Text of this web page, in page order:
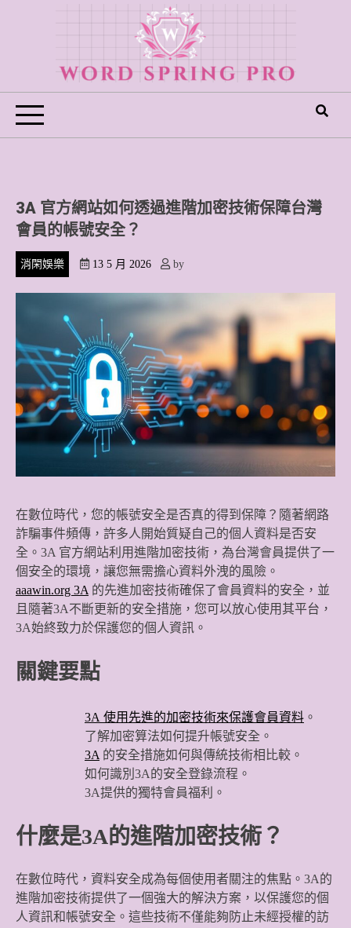
Word Spring Pro
3A 官方網站如何透過進階加密技術保障台灣
會員的帳號安全？
消閑娛樂 13 5 月 2026 by
在數位時代，您的帳號安全是否真的得到保障？隨著網路
詐騙事件頻傳，許多人開始質疑自己的個人資料是否安
全。3A 官方網站利用進階加密技術，為台灣會員提供了一
個安全的環境，讓您無需擔心資料外洩的風險。
aaawin.org 3A 的先進加密技術確保了會員資料的安全，並
且隨著3A不斷更新的安全措施，您可以放心使用其平台，
3A始終致力於保護您的個人資訊。
關鍵要點
3A 使用先進的加密技術來保護會員資料 。
了解加密算法如何提升帳號安全。
3A 的安全措施如何與傳統技術相比較。
如何識別3A的安全登錄流程。
3A提供的獨特會員福利。
什麼是3A的進階加密技術？
在數位時代，資料安全成為每個使用者關注的焦點。3A的
進階加密技術提供了一個強大的解決方案，以保護您的個
人資訊和帳號安全。這些技術不僅能夠防止未經授權的訪